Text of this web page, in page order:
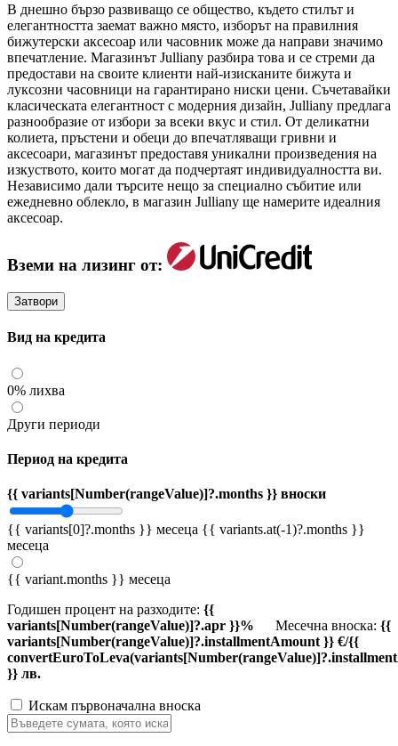
В днешно бързо развиващо се общество, където стилът и
елегантността заемат важно място, изборът на правилния
бижутерски аксесоар или часовник може да направи значимо
впечатление. Магазинът Julliany разбира това и се стреми да
предостави на своите клиенти най-изисканите бижута и
луксозни часовници на гарантирано ниски цени. Съчетавайки
класическата елегантност с модерния дизайн, Julliany предлага
разнообразие от избори за всеки вкус и стил. От деликатни
колиета, пръстени и обеци до впечатляващи гривни и
аксесоари, магазинът предоставя уникални произведения на
изкуството, които могат да подчертаят индивидуалността ви.
Независимо дали търсите нещо за специално събитие или
ежедневно облекло, в магазин Julliany ще намерите идеалния
аксесоар.
Вземи на лизинг от:
Затвори
Вид на кредита
0% лихва
Други периоди
Период на кредита
{{ variants[Number(rangeValue)]?.months }} вноски
{{ variants[0]?.months }} месеца {{ variants.at(-1)?.months }}
месеца
{{ variant.months }} месеца
Годишен процент на разходите: {{
variants[Number(rangeValue)]?.apr }}%
Месечна вноска: {{
variants[Number(rangeValue)]?.installmentAmount }} €/{{
}} лв.
Искам първоначална вноска